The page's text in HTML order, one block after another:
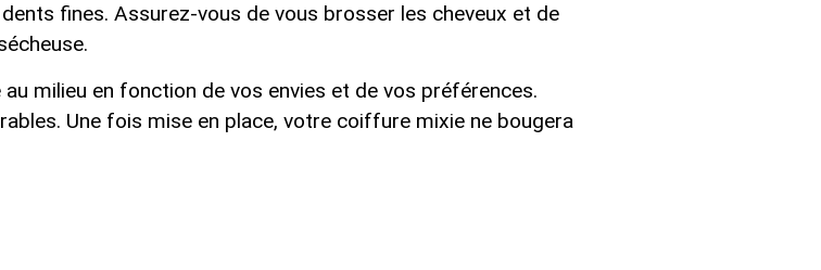
fines. Assurez-vous de vous brosser les cheveux et de
milieu en fonction de vos envies et de vos préférences.
Une fois mise en place, votre coiffure mixie ne bougera